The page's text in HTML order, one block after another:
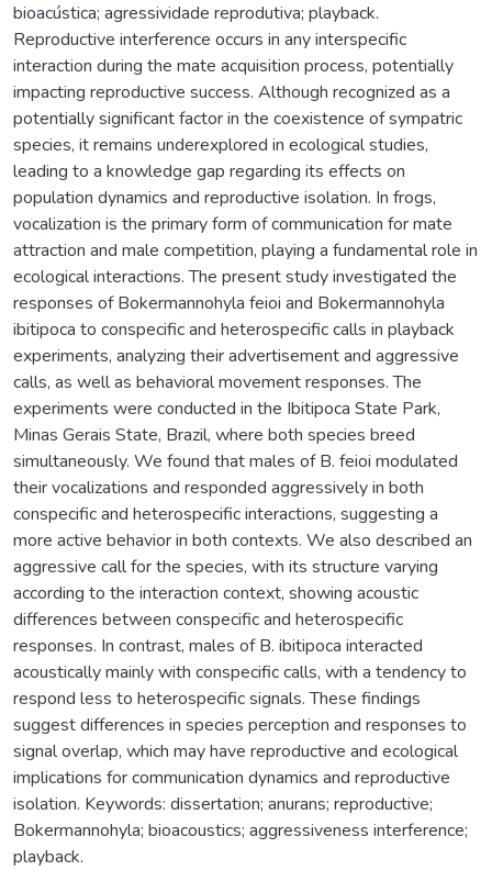
bioacústica; agressividade reprodutiva; playback.
Reproductive interference occurs in any interspecific
interaction during the mate acquisition process, potentially
impacting reproductive success. Although recognized as a
potentially significant factor in the coexistence of sympatric
species, it remains underexplored in ecological studies,
leading to a knowledge gap regarding its effects on
population dynamics and reproductive isolation. In frogs,
vocalization is the primary form of communication for mate
attraction and male competition, playing a fundamental role in
ecological interactions. The present study investigated the
responses of Bokermannohyla feioi and Bokermannohyla
ibitipoca to conspecific and heterospecific calls in playback
experiments, analyzing their advertisement and aggressive
calls, as well as behavioral movement responses. The
experiments were conducted in the Ibitipoca State Park,
Minas Gerais State, Brazil, where both species breed
simultaneously. We found that males of B. feioi modulated
their vocalizations and responded aggressively in both
conspecific and heterospecific interactions, suggesting a
more active behavior in both contexts. We also described an
aggressive call for the species, with its structure varying
according to the interaction context, showing acoustic
differences between conspecific and heterospecific
responses. In contrast, males of B. ibitipoca interacted
acoustically mainly with conspecific calls, with a tendency to
respond less to heterospecific signals. These findings
suggest differences in species perception and responses to
signal overlap, which may have reproductive and ecological
implications for communication dynamics and reproductive
isolation. Keywords: dissertation; anurans; reproductive;
Bokermannohyla; bioacoustics; aggressiveness interference;
playback.